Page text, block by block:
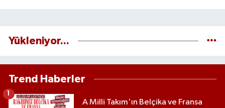
Yükleniyor...
Trend Haberler
A Milli Takım'ın Belçika ve Fransa